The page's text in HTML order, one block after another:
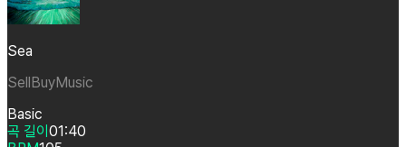
Sea
SellBuyMusic
Basic
곡 길이 01:40